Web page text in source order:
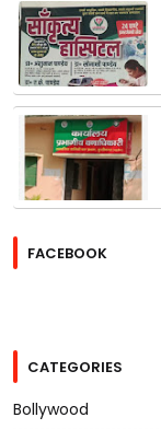
FACEBOOK
CATEGORIES
Bollywood